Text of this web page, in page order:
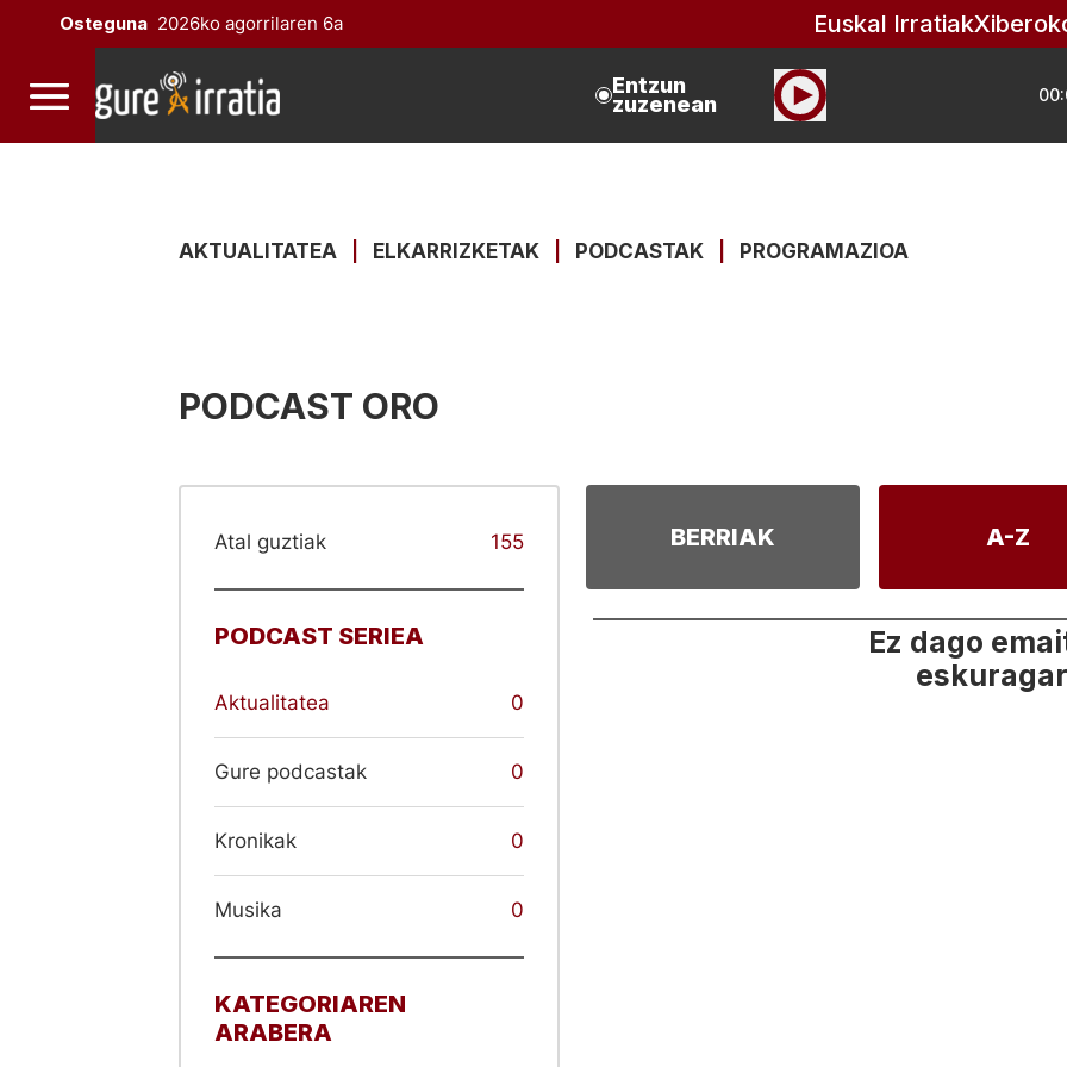
Osteguna 2026ko agorrilaren 6a Euskal Irratiak
Entzun
zuzenean
AKTUALITATEA ELKARRIZKETAK PODCASTAK PROGRAMAZIOA
PODCAST ORO
Atal guztiak 155
PODCAST SERIEA
Aktualitatea 0
Gure podcastak 0
Kronikak 0
Musika 0
KATEGORIAREN
ARABERA
BERRIAK A-Z
Ez dago